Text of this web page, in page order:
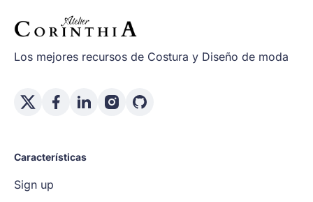
Los mejores recursos de Costura y Diseño de moda
Características
Sign up